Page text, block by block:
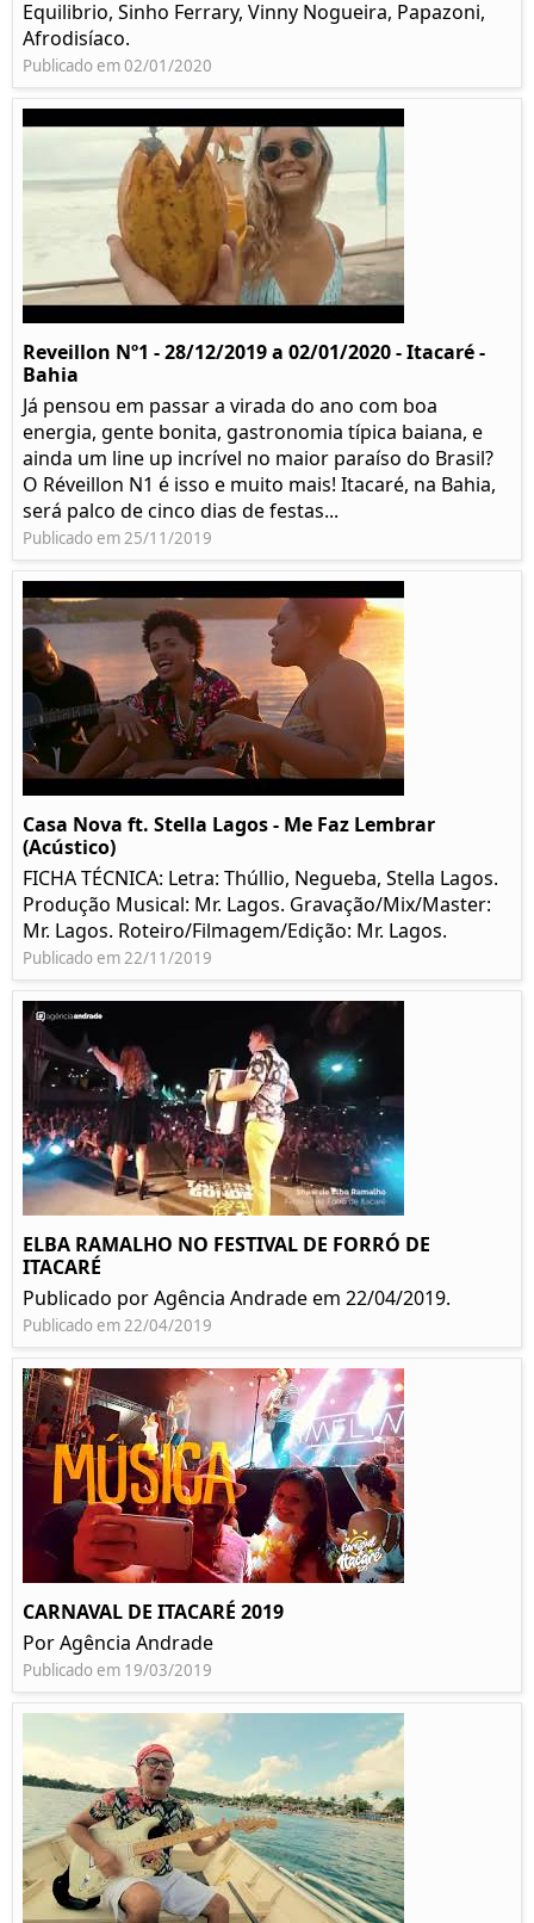
Equilibrio, Sinho Ferrary, Vinny Nogueira, Papazoni,
Afrodisíaco.
Publicado em 02/01/2020
Reveillon Nº1 - 28/12/2019 a 02/01/2020 - Itacaré -
Bahia
Já pensou em passar a virada do ano com boa
energia, gente bonita, gastronomia típica baiana, e
ainda um line up incrível no maior paraíso do Brasil?
O Réveillon N1 é isso e muito mais! Itacaré, na Bahia,
será palco de cinco dias de festas...
Publicado em 25/11/2019
Casa Nova ft. Stella Lagos - Me Faz Lembrar
(Acústico)
FICHA TÉCNICA: Letra: Thúllio, Negueba, Stella Lagos.
Produção Musical: Mr. Lagos. Gravação/Mix/Master:
Mr. Lagos. Roteiro/Filmagem/Edição: Mr. Lagos.
Publicado em 22/11/2019
ELBA RAMALHO NO FESTIVAL DE FORRÓ DE
ITACARÉ
Publicado por Agência Andrade em 22/04/2019.
Publicado em 22/04/2019
CARNAVAL DE ITACARÉ 2019
Por Agência Andrade
Publicado em 19/03/2019